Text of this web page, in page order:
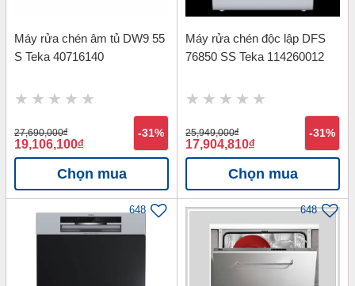
Máy rửa chén âm tủ DW9 55
S Teka 40716140
27,690,000đ
19,106,100đ
-31%
Chọn mua
Máy rửa chén độc lập DFS
76850 SS Teka 114260012
25,949,000đ
17,904,810đ
-31%
Chọn mua
648 648